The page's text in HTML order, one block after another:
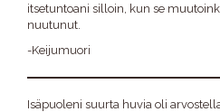
itsetuntoani silloin, kun se
nuutunut.
-Keijumuori
Isäpuoleni suurta huvia oli